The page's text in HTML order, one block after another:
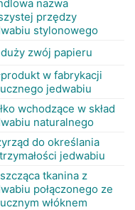
nazwa
przędzy
stylonowego
zwój papieru
w fabrykacji
jedwabiu
wchodzące w skład
naturalnego
do określania
jedwabiu
tkanina z
połączonego ze
włóknem